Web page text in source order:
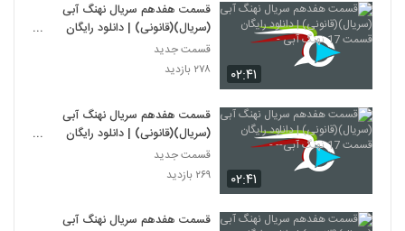
۰۲:۴۱
قسمت هفدهم سریال نهنگ آبی
(سریال)(قانونی) | دانلود رایگان
قسمت 17 نهنگ آبی -
قسمت جدید
۲۷۸ بازدید
۰۲:۴۱
قسمت هفدهم سریال نهنگ آبی
(سریال)(قانونی) | دانلود رایگان
قسمت 17 نهنگ آبی-- -
قسمت جدید
۲۶۹ بازدید
قسمت هفدهم سریال نهنگ آبی